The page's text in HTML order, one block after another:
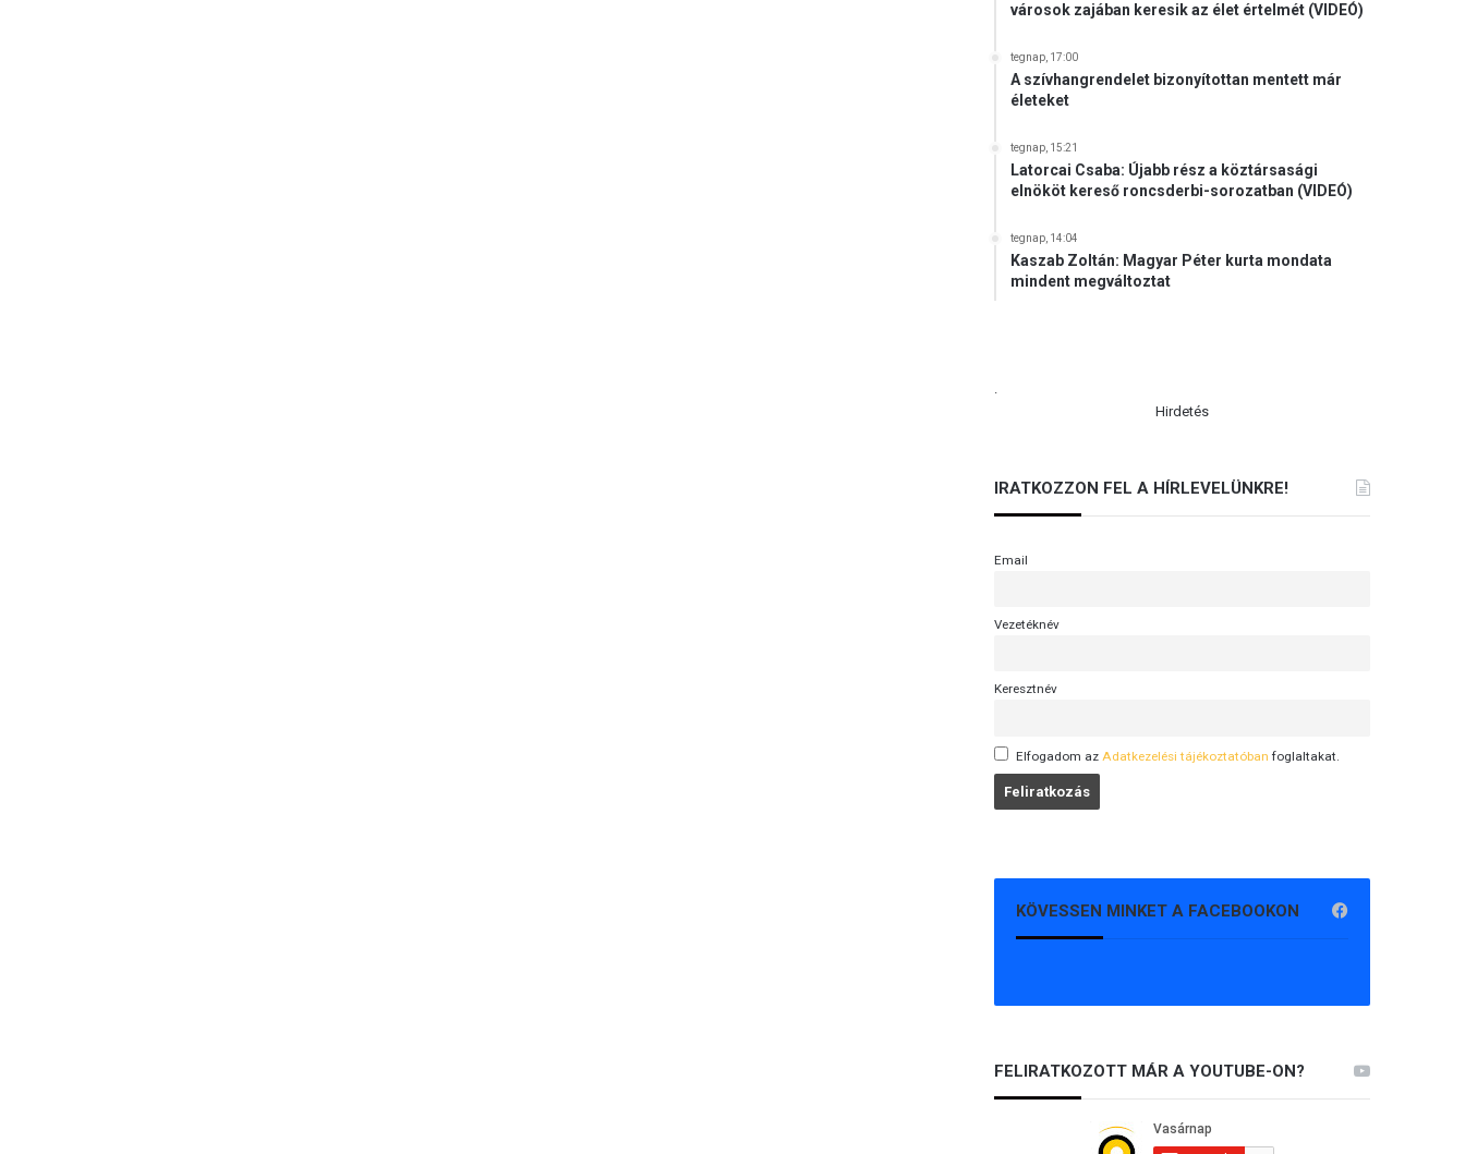
városok zajában keresik az élet értelmét (VIDEÓ)
tegnap, 17:00
A szívhangrendelet bizonyítottan mentett már
életeket
tegnap, 15:21
Latorcai Csaba: Újabb rész a köztársasági
elnököt kereső roncsderbi-sorozatban (VIDEÓ)
tegnap, 14:04
Kaszab Zoltán: Magyar Péter kurta mondata
mindent megváltoztat
.
Hirdetés
IRATKOZZON FEL A HÍRLEVELÜNKRE!
Email
Vezetéknév
Keresztnév
Elfogadom az Adatkezelési tájékoztatóban foglaltakat.
KÖVESSEN MINKET A FACEBOOKON
FELIRATKOZOTT MÁR A YOUTUBE-ON?